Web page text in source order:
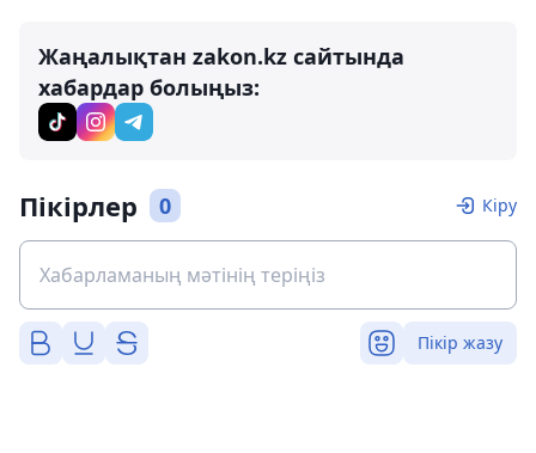
Жаңалықтан zakon.kz сайтында
хабардар болыңыз:
Пікірлер 0 Кіру
Пікір жазу